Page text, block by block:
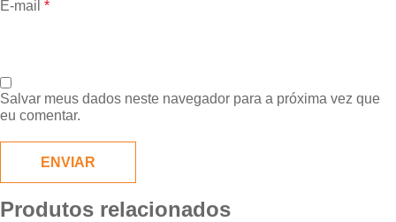
E-mail *
Salvar meus dados neste navegador para a próxima vez que
eu comentar.
Produtos relacionados